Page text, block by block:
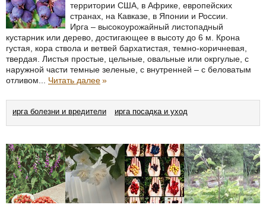
территории США, в Африке, европейских
странах, на Кавказе, в Японии и России.
Ирга – высокоурожайный листопадный
кустарник или дерево, достигающее в высоту до 6 м. Крона
густая, кора ствола и ветвей бархатистая, темно-коричневая,
твердая. Листья простые, цельные, овальные или окргулые, с
наружной части темные зеленые, с внутренней – с беловатым
отливом... Читать далее»
ирга болезни и вредители ирга посадка и уход